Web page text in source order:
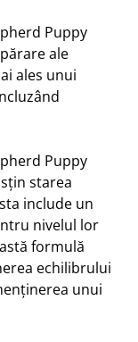
Puppy
ale
ales unui
Puppy
starea
include un
nivelul lor
formulă
echilibrului
unui